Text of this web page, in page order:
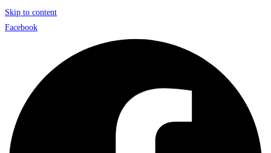
Skip to content
Facebook